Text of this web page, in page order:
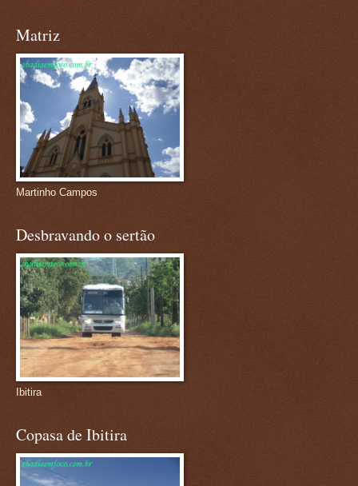
Matriz
Martinho Campos
Desbravando o sertão
Ibitira
Copasa de Ibitira